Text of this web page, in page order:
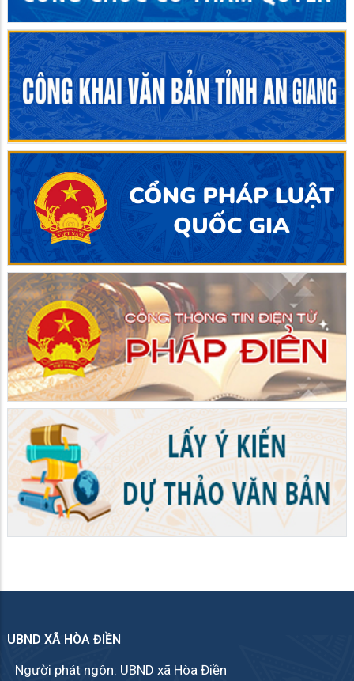
UBND XÃ HÒA ĐIỀN
Người phát ngôn: UBND xã Hòa Điền